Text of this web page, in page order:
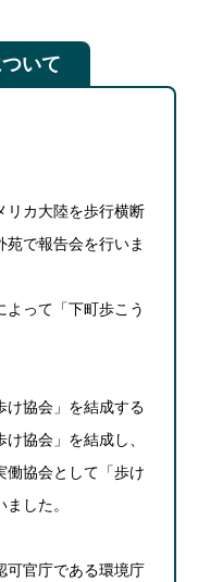
いて
リカ大陸を歩行横断
苑で報告会を行いま
って「下町歩こう
け協会」を結成する
協会」を結成し、
働協会として「歩け
した。
可官庁である環境庁